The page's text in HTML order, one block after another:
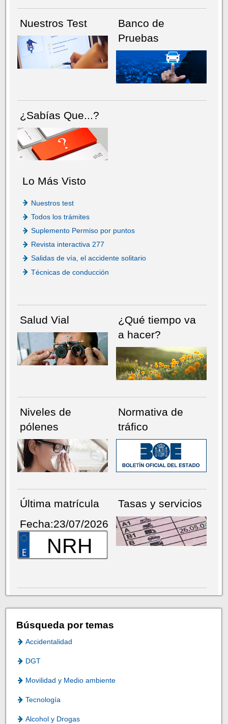
Nuestros Test
Banco de
Pruebas
¿Sabías Que...?
Lo Más Visto
Nuestros test
Todos los trámites
Suplemento Permiso por puntos
Revista interactiva 277
Salidas de vía, el accidente solitario
Técnicas de conducción
Salud Vial
¿Qué tiempo va
a hacer?
Niveles de
pólenes
Normativa de
tráfico
Última matrícula
Fecha:23/07/2026
NRH
Tasas y servicios
Búsqueda por temas
Accidentalidad
DGT
Movilidad y Medio ambiente
Tecnología
Alcohol y Drogas